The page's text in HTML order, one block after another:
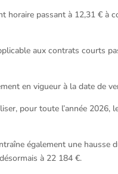
horaire passant à 12,31 € à
aux contrats courts
en vigueur à la date de
pour toute l’année 2026,
également une hausse
à 22 184 €.